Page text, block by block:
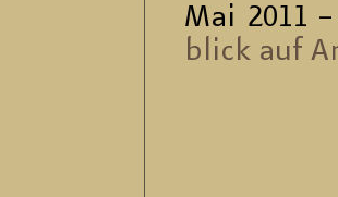
Mai 2011
blick auf